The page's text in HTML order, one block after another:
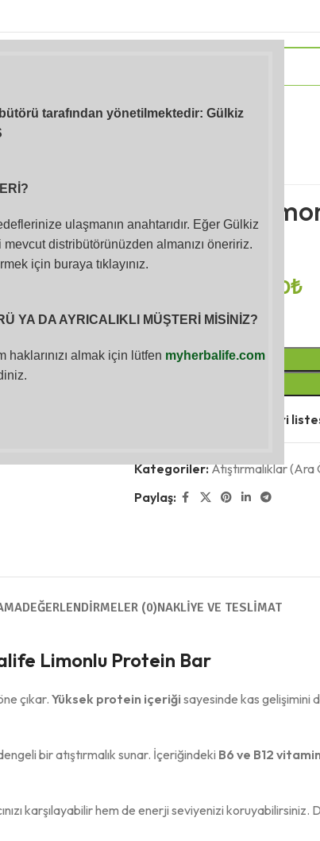
tarafından yönetilmektedir: Gülkiz
ulaşmanın anahtarıdır. Eğer Gülkiz
distribütörünüzden almanızı öneririz.
için buraya tıklayınız.
YA DA AYRICALIKLI MÜŞTERİ MİSİNİZ?
almak için lütfen myherbalife.com
Gıdalar
Öğünler)
Herbalife
14 Adet
1,018.00₺
Favori
Kategoriler:Atıştırmalıklar (Ara
Paylaş:
DEĞERLENDIRMELER (0)NAKLIYE VE TESLIMAT
Limonlu Protein Bar
çıkar.Yüksek protein içeriği sayesinde kas gelişimini
bir atıştırmalık sunar. İçeriğindeki B6 ve B12
karşılayabilir hem de enerji seviyenizi